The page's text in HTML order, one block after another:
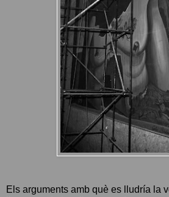
Els arguments amb què es lludría la